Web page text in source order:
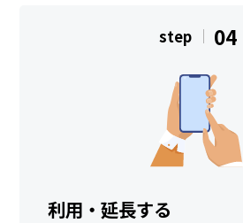
step 04
利用・延長する